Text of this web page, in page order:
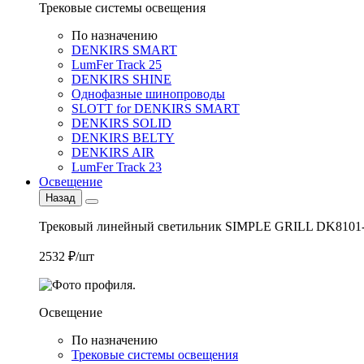
Трековые системы освещения
По назначению
DENKIRS SMART
LumFer Track 25
DENKIRS SHINE
Однофазные шинопроводы
SLOTT for DENKIRS SMART
DENKIRS SOLID
DENKIRS BELTY
DENKIRS AIR
LumFer Track 23
Освещение
Назад
Трековый линейный светильник SIMPLE GRILL
2532 ₽/шт
Освещение
По назначению
Трековые системы освещения